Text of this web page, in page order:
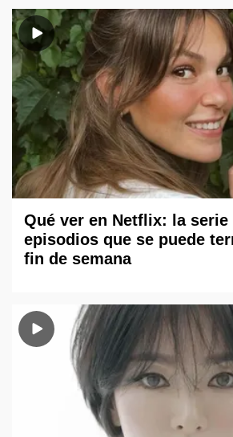
Qué ver en Netflix: la serie
episodios que se puede
fin de semana